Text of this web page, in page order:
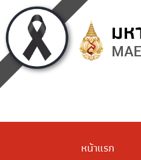
หน้าแรก